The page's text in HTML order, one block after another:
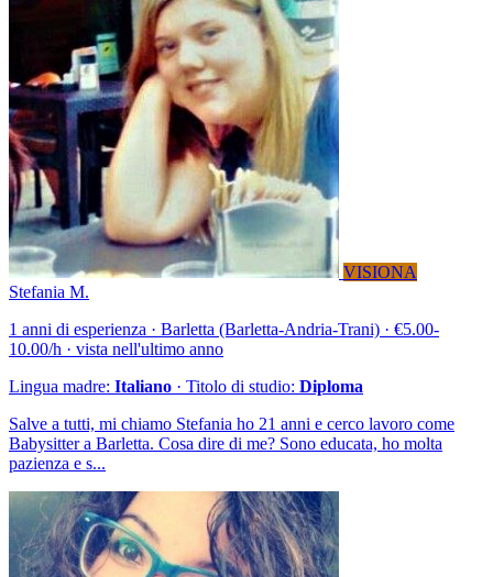
VISIONA
Stefania M.
1 anni di esperienza · Barletta (Barletta-Andria-Trani) · €5.00-
10.00/h · vista nell'ultimo anno
Lingua madre: Italiano · Titolo di studio: Diploma
Salve a tutti, mi chiamo Stefania ho 21 anni e cerco lavoro come
Babysitter a Barletta. Cosa dire di me? Sono educata, ho molta
pazienza e s...